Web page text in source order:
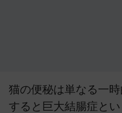
猫の便秘は単なる一
すると巨大結腸症と